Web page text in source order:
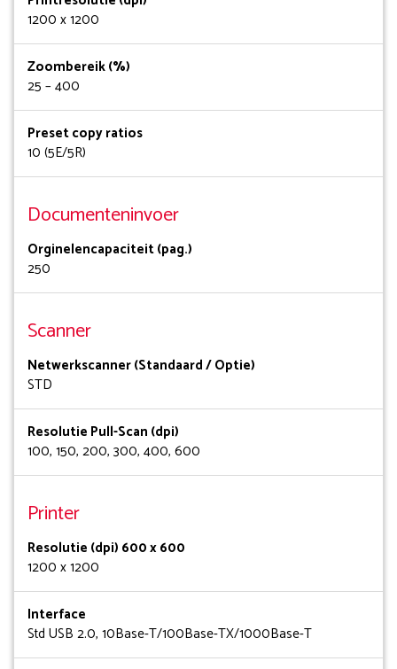
1200 x 1200
Zoombereik (%)
25 – 400
Preset copy ratios
10 (5E/5R)
Documenteninvoer
Orginelencapaciteit (pag.)
250
Scanner
Netwerkscanner (Standaard / Optie)
STD
Resolutie Pull-Scan (dpi)
100, 150, 200, 300, 400, 600
Printer
Resolutie (dpi) 600 x 600
1200 x 1200
Interface
Std USB 2.0, 10Base-T/100Base-TX/1000Base-T